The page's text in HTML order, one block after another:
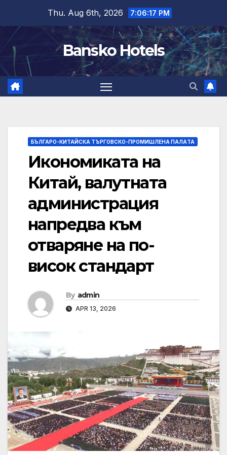
content
Thu. Aug 6th, 2026 7:06:17 PM
Bansko Hotels
БЪЛГАРО-КИТАЙСКА ТЪРГОВСКО-ПРОМИШЛЕНА ПАЛAТА
Икономиката на
Китай, валутната
администрация
напредва към
отваряне на по-
висок стандарт
By admin
APR 13, 2026